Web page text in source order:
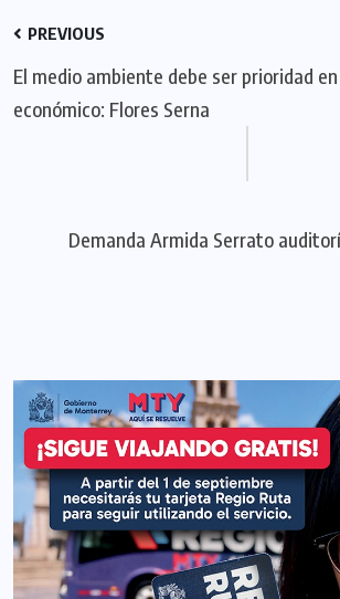
PREVIOUS
El medio ambiente debe ser prioridad
económico: Flores Serna
Demanda Armida Serrato